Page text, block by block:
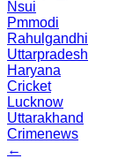
Nsui
Pmmodi
Rahulgandhi
Uttarpradesh
Haryana
Cricket
Lucknow
Uttarakhand
Crimenews
←